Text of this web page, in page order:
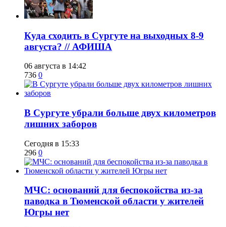
​Куда сходить в Сургуте на выходных 8-9
августа? // АФИША
06 августа в 14:42
736 0
​В Сургуте убрали больше двух километров
лишних заборов
Сегодня в 15:33
296 0
​МЧС: оснований для беспокойства из-за
паводка в Тюменской области у жителей
Югры нет